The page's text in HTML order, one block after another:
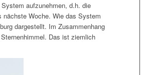
aufzunehmen, d.h. die
nächste Woche. Wie das System
dargestellt. Im Zusammenhang
Das ist ziemlich